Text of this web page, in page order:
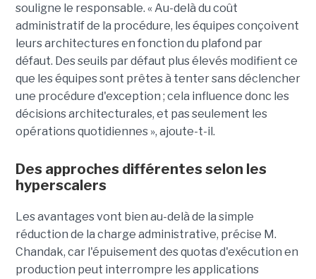
souligne le responsable. « Au-delà du coût
administratif de la procédure, les équipes conçoivent
leurs architectures en fonction du plafond par
défaut. Des seuils par défaut plus élevés modifient ce
que les équipes sont prêtes à tenter sans déclencher
une procédure d'exception ; cela influence donc les
décisions architecturales, et pas seulement les
opérations quotidiennes », ajoute-t-il.
Des approches différentes selon les
hyperscalers
Les avantages vont bien au-delà de la simple
réduction de la charge administrative, précise M.
Chandak, car l'épuisement des quotas d'exécution en
production peut interrompre les applications